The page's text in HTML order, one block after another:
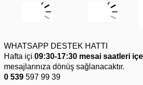
WHATSAPP DESTEK HATTI
Hafta içi 09:30-17:30 mesai saatleri
mesajlarınıza dönüş sağlanacaktır.
0 539 597 99 39